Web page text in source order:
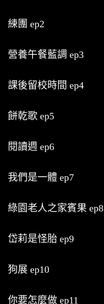
練團 ep2
營養午餐藍調 ep3
課後留校時間 ep4
餅乾歌 ep5
閱讀週 ep6
我們是一體 ep7
綠園老人之家賓果 ep8
岱莉是怪胎 ep9
狗展 ep10
你要怎麼做 ep11